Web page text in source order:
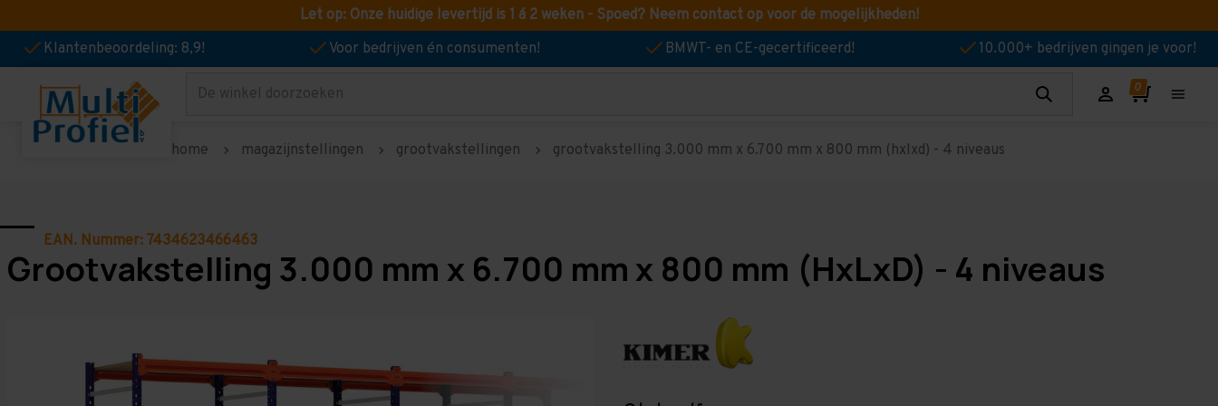
Let op: Onze huidige levertijd is 1 á 2 weken - Spoed? Neem contact op voor de mogelijkheden!
Klantenbeoordeling: 8,9!
Voor bedrijven én consumenten! BMWT- en CE-gecertificeerd! 10.000+ bedrijven gingen je voor!
Zoeken
home magazijnstellingen grootvakstellingen grootvakstelling 3.000 mm x 6.700 mm x 800 mm (hxlxd) - 4 niveaus
EAN. Nummer: 7434623466463
Grootvakstelling 3.000 mm x 6.700 mm x 800 mm (HxLxD) - 4 niveaus